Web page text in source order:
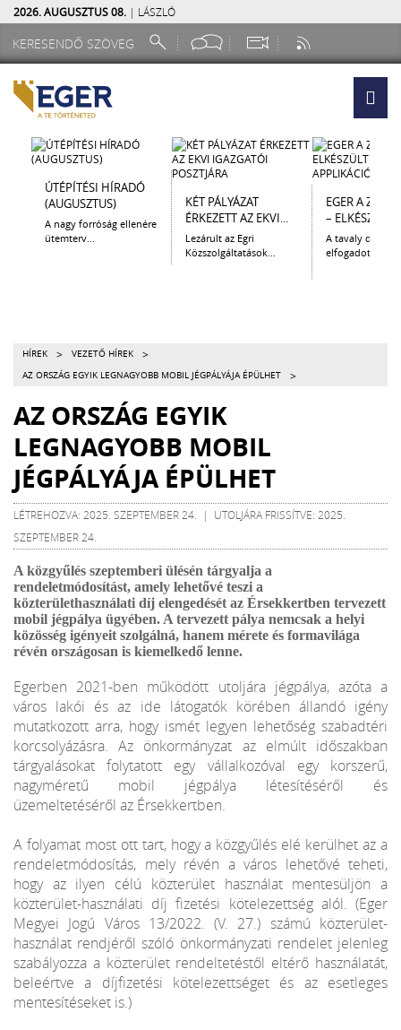
2026. AUGUSZTUS 08. | LÁSZLÓ
ÚTÉPÍTÉSI HÍRADÓ
(AUGUSZTUS)
A nagy forróság ellenére
ütemterv...
KÉT PÁLYÁZAT
ÉRKEZETT AZ EKVI...
Lezárult az Egri
Közszolgáltatások...
EGER A
– ELKÉSZÜLT
A tavaly
elfogadott
HÍREK > VEZETŐ HÍREK >
AZ ORSZÁG EGYIK LEGNAGYOBB MOBIL JÉGPÁLYÁJA ÉPÜLHET >
AZ ORSZÁG EGYIK
LEGNAGYOBB MOBIL
JÉGPÁLYÁJA ÉPÜLHET
LÉTREHOZVA: 2025. SZEPTEMBER 24. | UTOLJÁRA FRISSÍTVE: 2025.
SZEPTEMBER 24.
A közgyűlés szeptemberi ülésén tárgyalja a
rendeletmódosítást, amely lehetővé teszi a
közterülethasználati díj elengedését az Érsekkertben tervezett
mobil jégpálya ügyében. A tervezett pálya nemcsak a helyi
közösség igényeit szolgálná, hanem mérete és formavilága
révén országosan is kiemelkedő lenne.
Egerben 2021-ben működött utoljára jégpálya, azóta a
város lakói és az ide látogatók körében állandó igény
mutatkozott arra, hogy ismét legyen lehetőség szabadtéri
korcsolyázásra. Az önkormányzat az elmúlt időszakban
tárgyalásokat folytatott egy vállalkozóval egy korszerű,
nagyméretű mobil jégpálya létesítéséről és
üzemeltetéséről az Érsekkertben.
A folyamat most ott tart, hogy a közgyűlés elé kerülhet az a
rendeletmódosítás, mely révén a város lehetővé teheti,
hogy az ilyen célú közterület használat mentesüljön a
közterület-használati díj fizetési kötelezettség alól. (Eger
Megyei Jogú Város 13/2022. (V. 27.) számú közterület-
használat rendjéről szóló önkormányzati rendelet jelenleg
szabályozza a közterület rendeltetéstől eltérő használatát,
beleértve a díjfizetési kötelezettséget és az esetleges
mentesítéseket is.)